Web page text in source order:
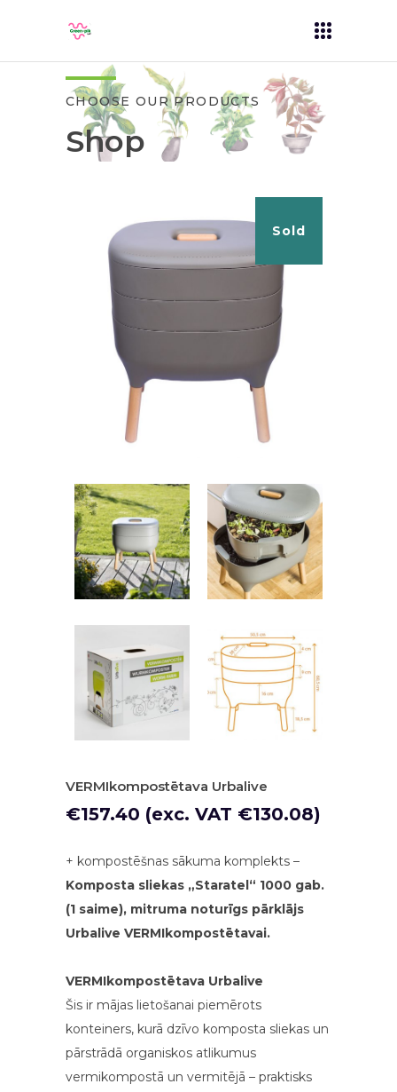
CHOOSE OUR PRODUCTS
Shop
Sold
VERMIkompostētava Urbalive
€157.40 (exc. VAT €130.08)
+ kompostēšnas sākuma komplekts –
Komposta sliekas „Staratel“ 1000 gab.
(1 saime), mitruma noturīgs pārklājs
Urbalive VERMIkompostētavai.
VERMIkompostētava Urbalive
Šis ir mājas lietošanai piemērots
konteiners, kurā dzīvo komposta sliekas un
pārstrādā organiskos atlikumus
vermikompostā un vermitējā – praktisks